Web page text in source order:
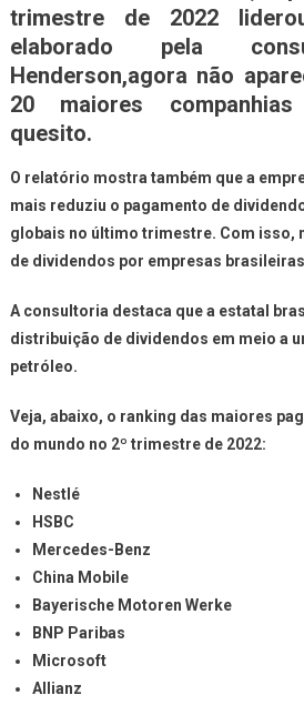
trimestre de 2022
elaborado pela
Henderson,agora não
20 maiores
quesito.
O relatório mostra também que a
mais reduziu o pagamento de
globais no último trimestre. Com isso,
de dividendos por empresas
A consultoria destaca que a estatal
distribuição de dividendos em meio a
petróleo.
Veja, abaixo, o ranking das maiores
do mundo no 2º trimestre de 2022:
Nestlé
HSBC
Mercedes-Benz
China Mobile
Bayerische Motoren Werke
BNP Paribas
Microsoft
Allianz